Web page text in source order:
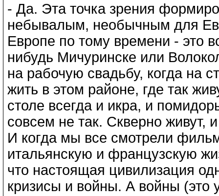
- Да. Эта точка зрения
небывалым, необычным для
Европе по тому времени - это
нибудь Мичуринске или
на рабочую свадьбу, когда на
жить в этом районе, где так
столе всегда и икра, и
совсем не так. Скверно живут,
И когда мы все смотрели
итальянскую и французскую
что настоящая цивилизация
кризисы и войны. А войны